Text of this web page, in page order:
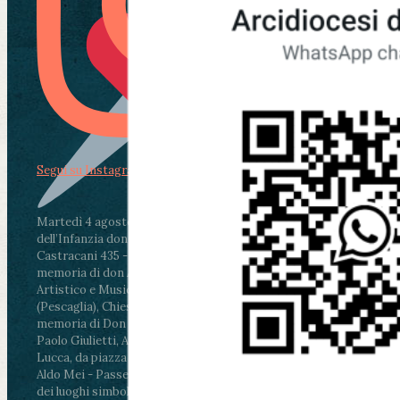
Martedì 4 agosto2026
ore 11:30 - Lucca, Scuola
dell’Infanzia don Aldo Mei - Viale Castruccio
Castracani 435 - Inaugurazione murales in
memoria di don Aldo Mei curato dal Liceo
Artistico e Musicale “Passaglia”
ore 18 - Fiano
(Pescaglia), Chiesa parrocchiale - Messa in
memoria di Don Aldo Mei celebrata da mons.
Paolo Giulietti, Arcivescovo di Lucca
ore 20.30 -
Lucca, da piazza San Michele al Cippo di don
Aldo Mei - Passeggiata della Memoria in alcuni
dei luoghi simbolo della città. Ritrovo alle ore
Segui su Instagram